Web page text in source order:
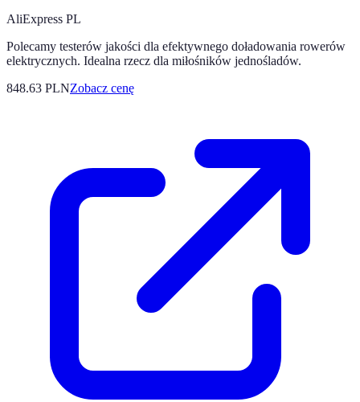
AliExpress PL
Polecamy testerów jakości dla efektywnego doładowania rowerów
elektrycznych. Idealna rzecz dla miłośników jednośladów.
848.63 PLNZobacz cenę